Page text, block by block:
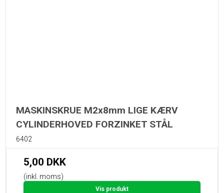
MASKINSKRUE M2x8mm LIGE KÆRV
CYLINDERHOVED FORZINKET STÅL
6402
5,00 DKK
(inkl. moms)
Vis produkt